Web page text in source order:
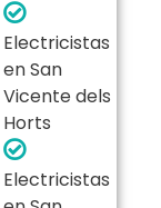
Electricistas
en San
Vicente dels
Horts
Electricistas